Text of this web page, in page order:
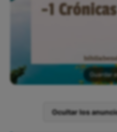
Guardar
Ocultar los